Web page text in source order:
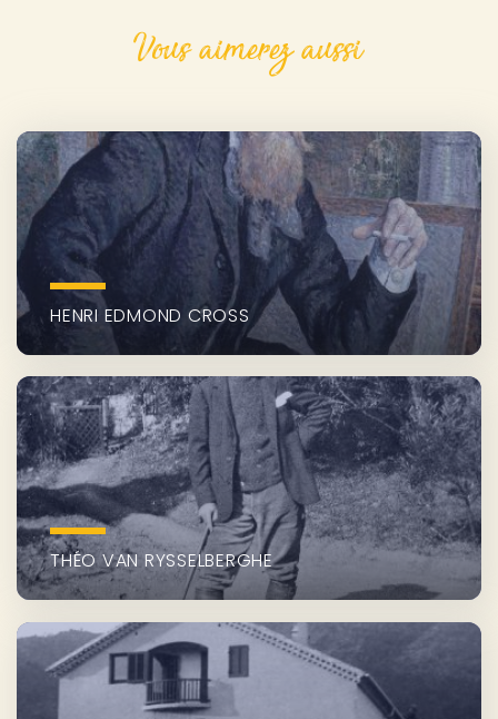
Vous aimerez aussi
HENRI EDMOND CROSS
THÉO VAN RYSSELBERGHE